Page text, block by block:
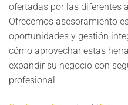
ofertadas por las diferentes
Ofrecemos asesoramiento
oportunidades y gestión
cómo aprovechar estas
expandir su negocio con
profesional.